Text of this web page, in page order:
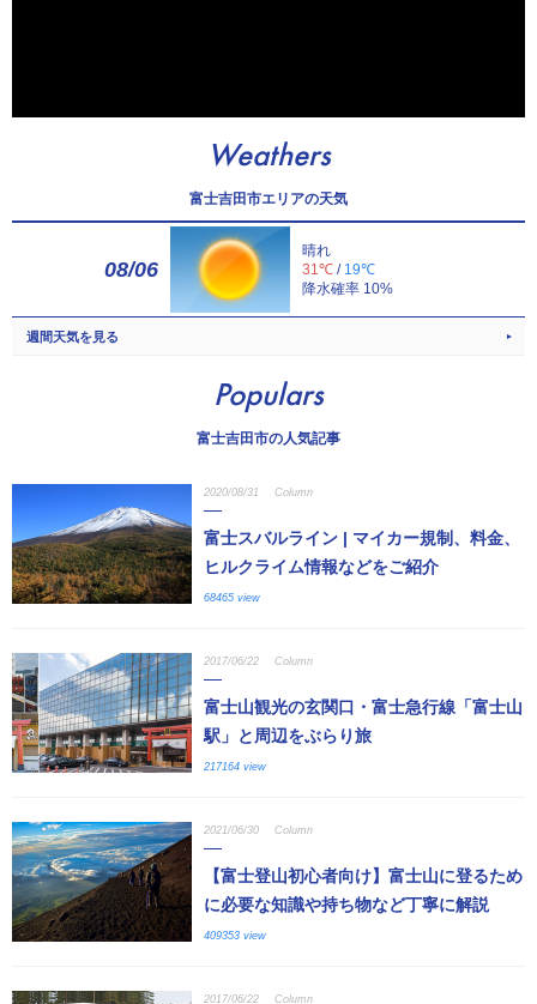
Weathers
富士吉田市エリアの天気
08/06
晴れ
31℃ / 19℃
降水確率 10%
週間天気を見る
Populars
富士吉田市の人気記事
2020/08/31 Column
富士スバルライン | マイカー規制、料金、
ヒルクライム情報などをご紹介
68465 view
2017/06/22 Column
富士山観光の玄関口・富士急行線「富士山
駅」と周辺をぶらり旅
217164 view
2021/06/30 Column
【富士登山初心者向け】富士山に登るため
に必要な知識や持ち物など丁寧に解説
409353 view
2017/06/22 Column